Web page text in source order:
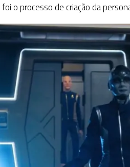
o processo de criação da